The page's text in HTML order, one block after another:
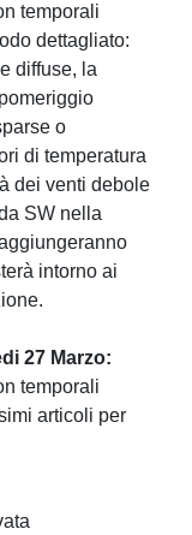
temporali
dettagliato:
diffuse, la
o
di temperatura
dei venti debole
SW nella
intorno ai
27 Marzo:
temporali
articoli per